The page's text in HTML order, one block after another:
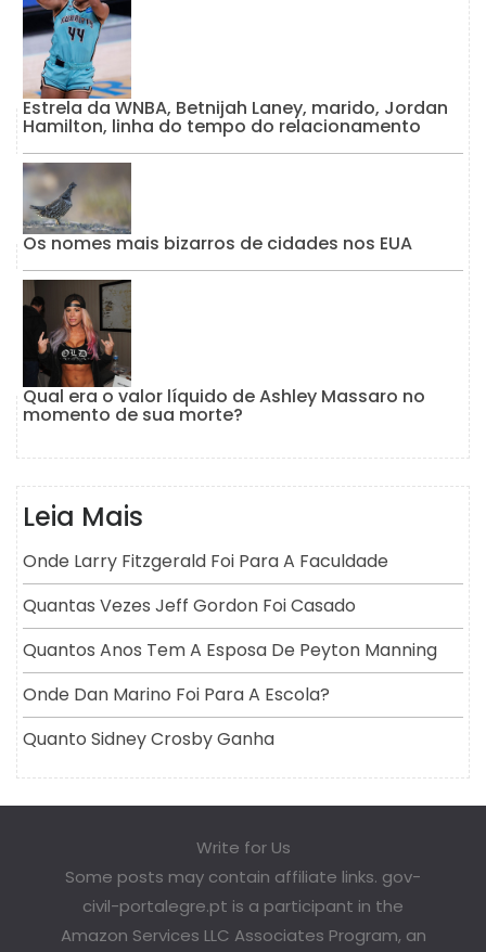
Estrela da WNBA, Betnijah Laney, marido, Jordan
Hamilton, linha do tempo do relacionamento
Os nomes mais bizarros de cidades nos EUA
Qual era o valor líquido de Ashley Massaro no
momento de sua morte?
Leia Mais
Onde Larry Fitzgerald Foi Para A Faculdade
Quantas Vezes Jeff Gordon Foi Casado
Quantos Anos Tem A Esposa De Peyton Manning
Onde Dan Marino Foi Para A Escola?
Quanto Sidney Crosby Ganha
Write for Us
Some posts may contain affiliate links. gov-
civil-portalegre.pt is a participant in the
Amazon Services LLC Associates Program, an